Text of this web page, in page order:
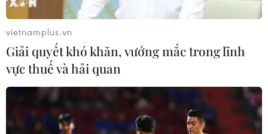
vietnamplus.vn
Giải quyết khó khăn, vướng mắc trong lĩnh
vực thuế và hải quan